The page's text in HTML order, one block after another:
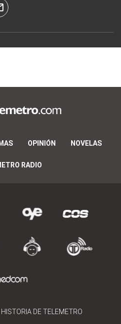
OPINIÓN NOVELAS
RADIO
HISTORIA DE TELEMETRO